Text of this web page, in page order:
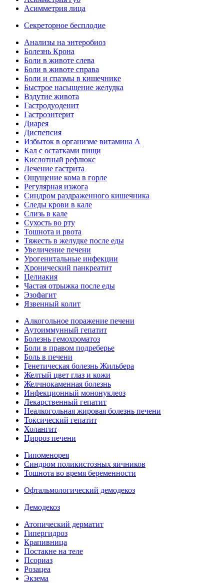
Асимметрия лица
Секреторное бесплодие
Анализы на энтеробиоз
Болезнь Крона
Боли в животе слева
Боли в животе справа
Боли и спазмы в кишечнике
Быстрое насыщение желудка
Вздутие живота
Гастродуоденит
Гастроэнтерит
Диарея
Диспепсия
Избыток в организме витамина А
Кал с остатками пищи
Кислотный рефлюкс
Лечение гастрита
Ощущение кома в горле
Регулярная изжога
Синдром раздраженного кишечника
Следы крови в кале
Слизь в кале
Сухость во рту
Тошнота и рвота
Тяжесть в желудке после еды
Увеличение печени
Урогенитальные инфекции
Хронический панкреатит
Целиакия
Частая отрыжка после еды
Эзофагит
Язвенный колит
Алкогольное поражение печени
Аутоиммунный гепатит
Болезнь гемохроматоз
Боли в правом подреберье
Боль в печени
Генетическая болезнь Жильбера
Желтый цвет глаз и кожи
Желчнокаменная болезнь
Инфекционный мононуклеоз
Лекарственный гепатит
Неалкогольная жировая болезнь печени
Токсический гепатит
Холангит
Цирроз печени
Гипоменорея
Синдром поликистозных яичников
Тошнота во время беременности
Офтальмологический демодекоз
Демодекоз
Атопический дерматит
Гипергидроз
Крапивница
Постакне на теле
Псориаз
Розацеа
Экзема